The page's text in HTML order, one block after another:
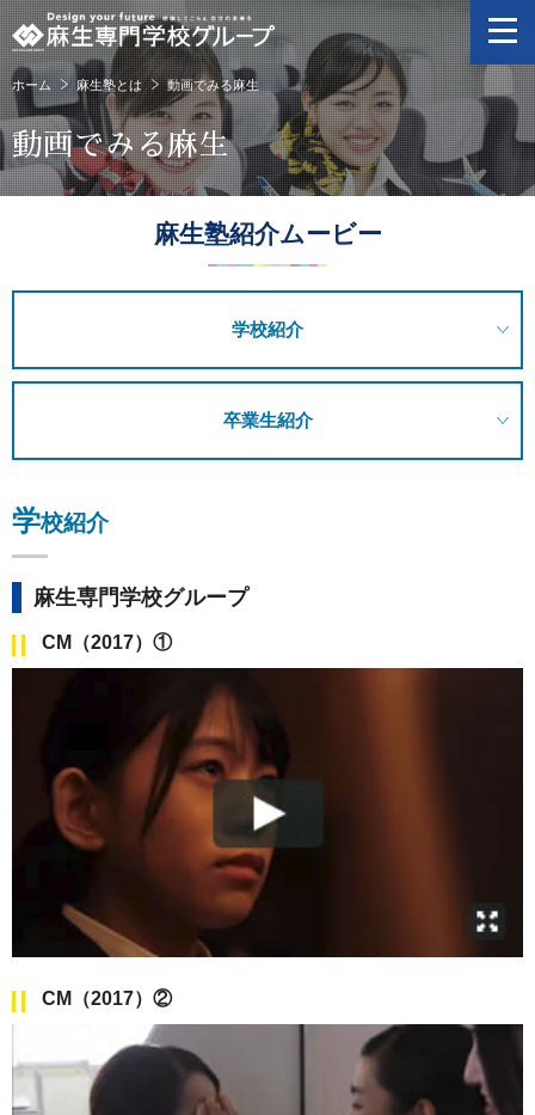
ホーム 麻生塾とは 動画でみる麻生
動画でみる麻生
麻生塾紹介ムービー
学校紹介
卒業生紹介
学校紹介
麻生専門学校グループ
CM（2017）①
CM（2017）②